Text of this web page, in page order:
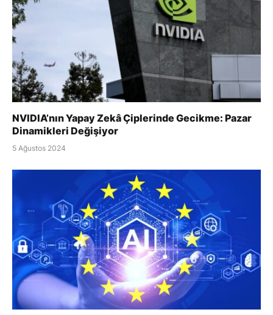
NVIDIA’nın Yapay Zekâ Çiplerinde Gecikme: Pazar
Dinamikleri Değişiyor
5 Ağustos 2024